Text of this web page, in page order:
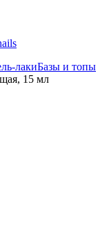
лакиБазы и топы
15 мл